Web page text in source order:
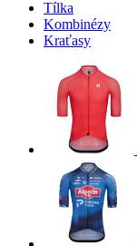
Tílka
Kombinézy
Kraťasy